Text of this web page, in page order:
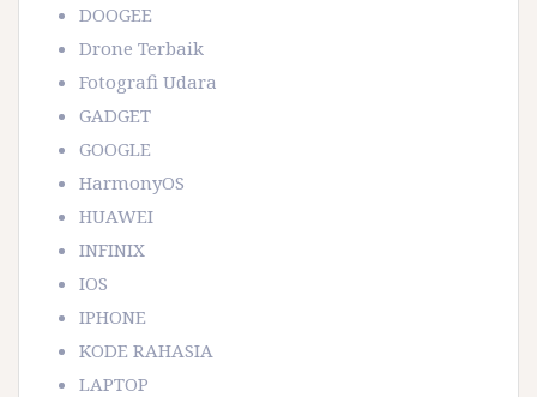
DOOGEE
Drone Terbaik
Fotografi Udara
GADGET
GOOGLE
HarmonyOS
HUAWEI
INFINIX
IOS
IPHONE
KODE RAHASIA
LAPTOP